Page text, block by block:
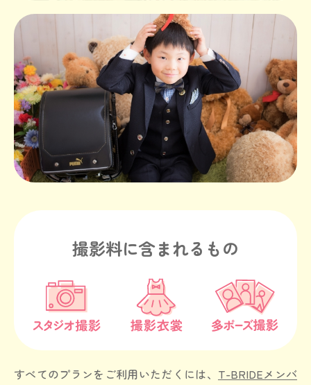
撮影料に含まれるもの
すべてのプランをご利用いただくには、 T-BRIDEメンバ